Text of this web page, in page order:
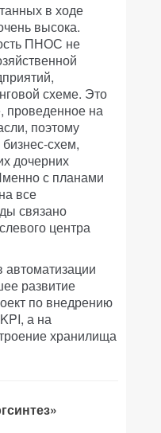
в ходе
высока.
ПНОС не
схеме. Это
проведенное на
поэтому
схем,
дочерних
с планами
все
связано
центра
развитие
по внедрению
а на
хранилища